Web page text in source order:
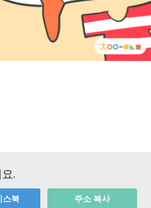
.
스북 주소 복사